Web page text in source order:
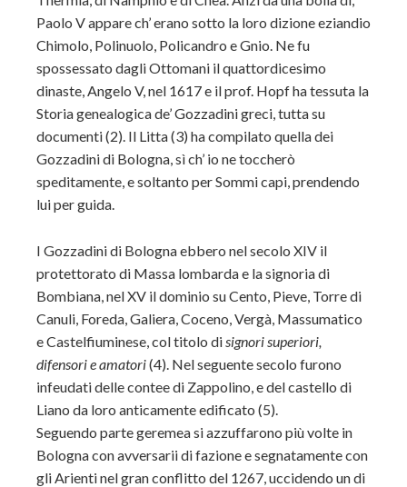
Paolo V appare ch’ erano sotto la loro dizione eziandio
Chimolo, Polinuolo, Policandro e Gnio. Ne fu
spossessato dagli Ottomani il quattordicesimo
dinaste, Angelo V, nel 1617 e il prof. Hopf ha tessuta la
Storia genealogica de’ Gozzadini greci, tutta su
documenti (2). Il Litta (3) ha compilato quella dei
Gozzadini di Bologna, sì ch’ io ne toccherò
speditamente, e soltanto per Sommi capi, prendendo
lui per guida.
I Gozzadini di Bologna ebbero nel secolo XIV il
protettorato di Massa lombarda e la signoria di
Bombiana, nel XV il dominio su Cento, Pieve, Torre di
Canuli, Foreda, Galiera, Coceno, Vergà, Massumatico
e Castelfiuminese, col titolo disignori superiori,
difensori e amatori(4). Nel seguente secolo furono
infeudati delle contee di Zappolino, e del castello di
Liano da loro anticamente edificato (5).
Seguendo parte geremea si azzuffarono più volte in
Bologna con avversarii di fazione e segnatamente con
gli Arienti nel gran conflitto del 1267, uccidendo un di